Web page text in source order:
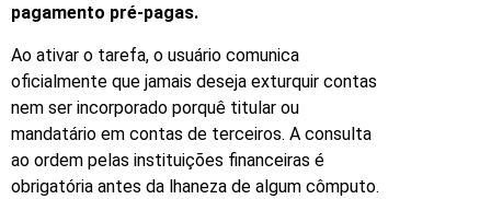
pagamento pré-pagas.
Ao ativar o tarefa, o usuário comunica
oficialmente que jamais deseja exturquir contas
nem ser incorporado porquê titular ou
mandatário em contas de terceiros. A consulta
ao ordem pelas instituições financeiras é
obrigatória antes da lhaneza de algum cômputo.